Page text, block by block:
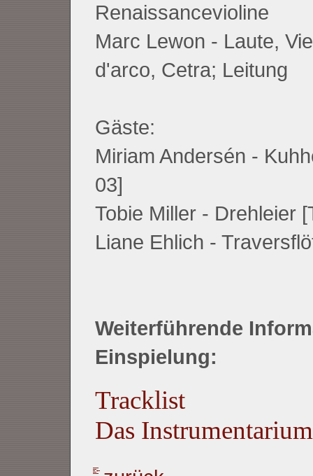
Renaissancevioline
Marc Lewon - Laute,
d'arco, Cetra; Leitung
Gäste:
Miriam Andersén -
03]
Tobie Miller - Drehleier
Liane Ehlich -
Weiterführende
Einspielung:
Tracklist
Das Instrumentarium